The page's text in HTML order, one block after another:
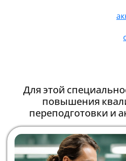
Для этой
повышения
переподготовки и